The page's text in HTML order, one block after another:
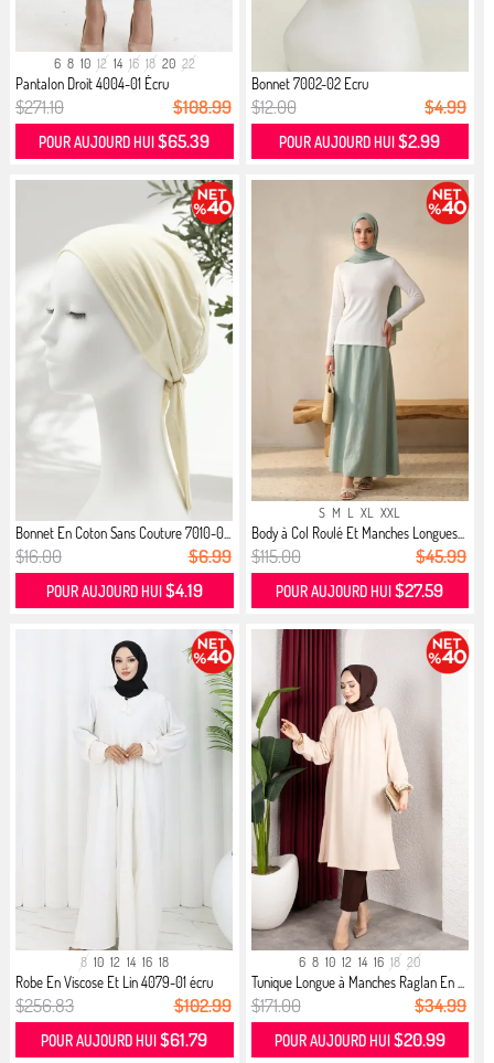
6 8 10 12 14 16 18 20 22
Pantalon Droit 4004-01 Écru
$271.10 $108.99
POUR AUJOURD HUI$65.39
Bonnet 7002-02 Ecru
$12.00 $4.99
POUR AUJOURD HUI$2.99
Bonnet En Coton Sans Couture 7010-0...
$16.00 $6.99
POUR AUJOURD HUI $4.19
S M L XL XXL
Body à Col Roulé Et Manches Longues...
$115.00 $45.99
POUR AUJOURD HUI$27.59
8 10 12 14 16 18
Robe En Viscose Et Lin 4079-01 écru
$256.83 $102.99
POUR AUJOURD HUI$61.79
6 8 10 12 14 16 18 20
Tunique Longue à Manches Raglan En ...
$171.00 $34.99
POUR AUJOURD HUI $20.99